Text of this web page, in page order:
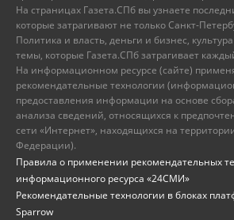
На страницах Газета.СПб вы узнаете
которые затрагивают не только Санкт-
Политика и власть, деньги и бизнес,
темы, которые Газета.СПб затрагивает
На информационном ресурсе (сайте)
рекомендательные технологии
предоставления информации на основе
анализа сведений, относящихся к
сети «Интернет», находящихся на
Федерации).
Правила о применении рекомендательных
информационного ресурса «24СМИ»
Рекомендательные технологии в блоках
Sparrow